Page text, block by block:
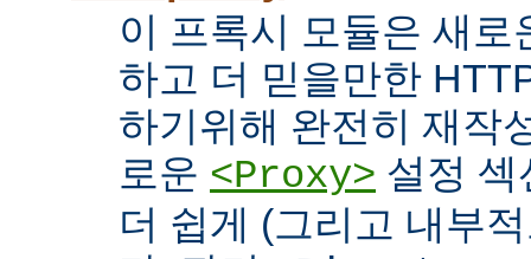
이 프록시 모듈은 새
하고 더 믿을만한
하기위해 완전히 재작
로운 <Proxy> 설정 섹
더 쉽게 (그리고 내부